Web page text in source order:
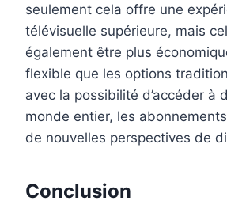
seulement cela offre une
télévisuelle supérieure, mais
également être plus
flexible que les options
avec la possibilité d’accéder à
monde entier, les
de nouvelles perspectives de
Conclusion